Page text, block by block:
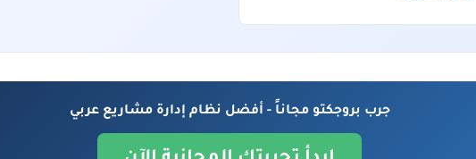
جرب بروجكتو مجاناً - أفضل نظام إدارة مشاريع عربي